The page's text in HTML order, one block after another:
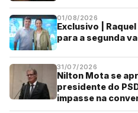
01/08/2026
Exclusivo |
para a segunda
31/07/2026
Nilton Mota se
presidente do
impasse na